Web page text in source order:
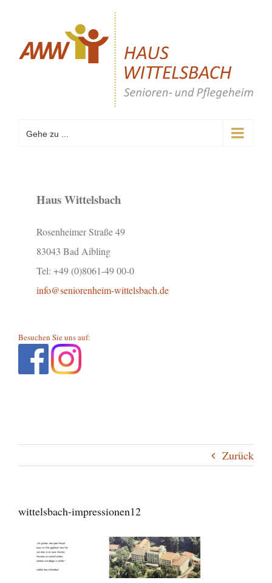
springen
Gehe zu ...
Haus Wittelsbach
Rosenheimer Straße 49
83043 Bad Aibling
Tel: +49 (0)8061-49 00-0
info@seniorenheim-wittelsbach.de
Besuchen Sie uns auf:
Zurück
wittelsbach-impressionen12